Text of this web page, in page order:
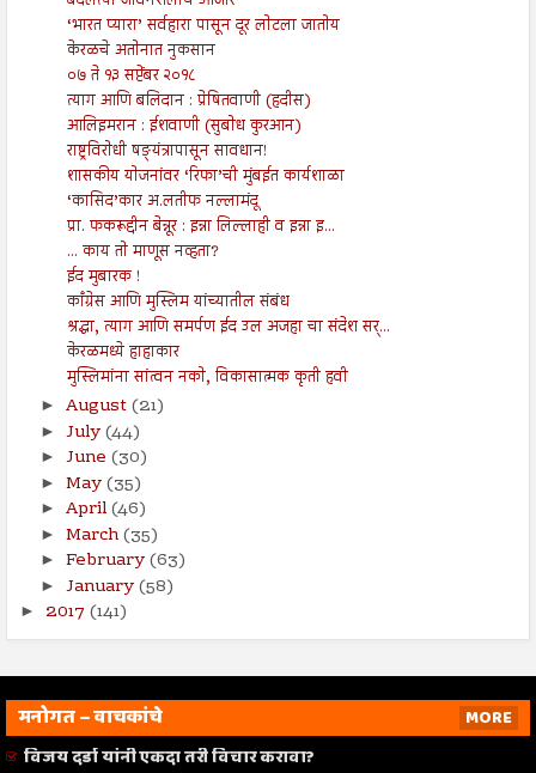
‘भारत प्यारा’ सर्वहारा पासून दूर लोटला जातोय
केरळचे अतोनात नुकसान
०७ ते १३ सप्टेंबर २०१८
त्याग आणि बलिदान : प्रेषितवाणी (हदीस)
आलिइमरान : ईशवाणी (सुबोध कुरआन)
राष्ट्रविरोधी षङ्यंत्रापासून सावधान!
शासकीय योजनांवर ‘रिफा’ची मुंबईत कार्यशाळा
‘कासिद’कार अ.लतीफ नल्लामंदू
प्रा. फकरूद्दीन बेन्नूर : इन्ना लिल्लाही व इन्ना इ...
... काय तो माणूस नव्हता?
ईद मुबारक !
काँग्रेस आणि मुस्लिम यांच्यातील संबंध
श्रद्धा, त्याग आणि समर्पण ईद उल अजहा चा संदेश सर्...
केरळमध्ये हाहाकार
मुस्लिमांना सांत्वन नको, विकासात्मक कृती हवी
► August(21)
► July(44)
► June (30)
► May(35)
► April(46)
► March(35)
► February(63)
► January(58)
► 2017 (141)
मनोगत – वाचकांचे
MORE
विजय दर्डा यांनी एकदा तरी विचार करावा?